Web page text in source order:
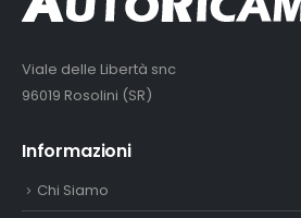
Viale delle Libertà snc
96019 Rosolini (SR)
Informazioni
Chi Siamo